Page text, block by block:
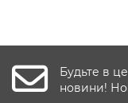
Будьте в
новини!